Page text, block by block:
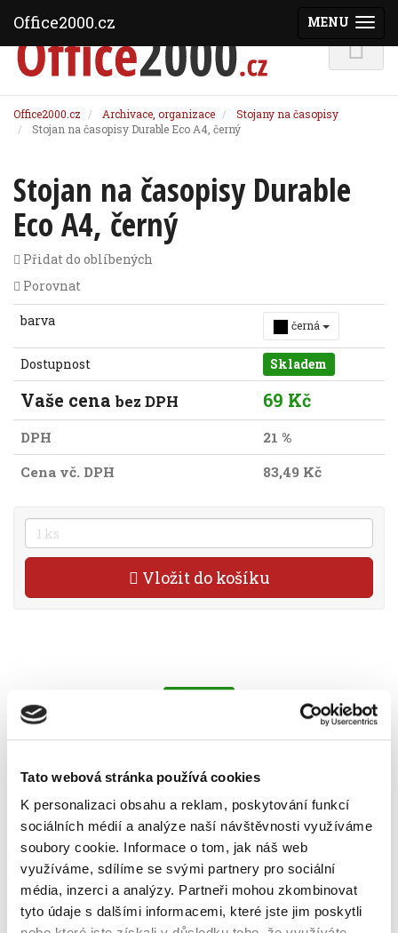
Tato webová stránka používá cookies
K personalizaci obsahu a reklam, poskytování funkcí
sociálních médií a analýze naší návštěvnosti využíváme
soubory cookie. Informace o tom, jak náš web
využíváme, sdílíme se svými partnery pro sociální
média, inzerci a analýzy. Partneři mohou zkombinovat
tyto údaje s dalšími informacemi, které jste jim poskytli
Office2000.cz Archivace, organizace
Stojany na časopisy
Stojan na časopisy Durable Eco A4, černý
Stojan na časopisy Durable
Eco A4, černý
Přidat do oblíbených
Porovnat
barva černá
Dostupnost Skladem
Vaše cena bez DPH 69 Kč
DPH
21 %
Cena vč. DPH
83,49 Kč
Vložit do košíku
Vyberte si parametry
barva
MENU
Office2000.cz